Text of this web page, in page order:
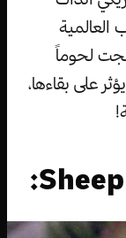
العالمية
لحوماً
على بقاءها،